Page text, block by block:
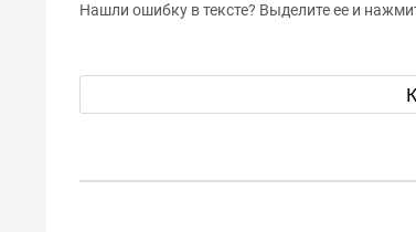
Нашли ошибку в тексте? Выделите ее и